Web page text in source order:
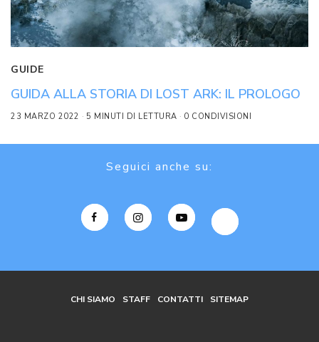
GUIDE
GUIDA ALLA STORIA DI LOST ARK: IL PROLOGO
23 MARZO 2022 5 MINUTI DI LETTURA 0 CONDIVISIONI
Seguici anche su:
CHI SIAMO STAFF CONTATTI SITEMAP